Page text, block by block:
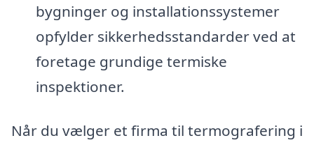
bygninger og installationssystemer
opfylder sikkerhedsstandarder ved at
foretage grundige termiske
inspektioner.
Når du vælger et firma til termografering i